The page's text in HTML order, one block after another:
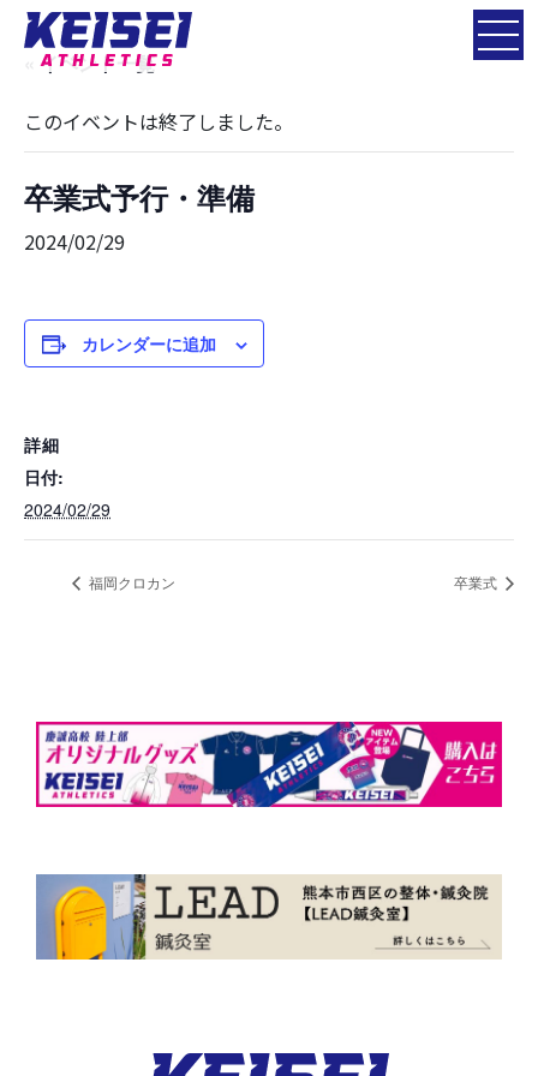
« イベント一覧
このイベントは終了しました。
卒業式予行・準備
2024/02/29
カレンダーに追加
詳細
日付:
2024/02/29
福岡クロカン 卒業式